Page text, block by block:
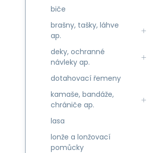
biče
brašny, tašky, láhve
ap.
deky, ochranné
návleky ap.
dotahovací řemeny
kamaše, bandáže,
chrániče ap.
lasa
lonže a lonžovací
pomůcky